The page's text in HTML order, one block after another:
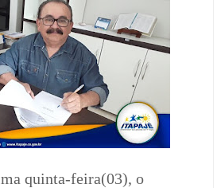
quinta-feira(03), o